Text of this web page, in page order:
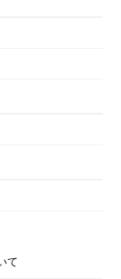
て